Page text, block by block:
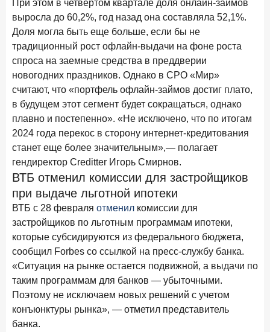
понимать контекст
28 мая 2026 года ИССЛЕДОВАНИЕ
Доверие становится главным фактором на рынке
Private banking
Ипотека в России: итоги апреля 2026 года в цифрах
13 мая 2026 года ИССЛЕДОВАНИЕ
«Ни один зарубежный private банк не может
сравниться с российским»
6 мая 2026 года ИССЛЕДОВАНИЕ
По итогам апреля 2026 года объем выдач кредитов
составил 968 млрд руб.
29 апреля 2026 года ИССЛЕДОВАНИЕ
Конкуренция на рынке инвестиционно-страховых
продуктов усиливается
Привязанность побеждает ставку? Как выбирают банк
для сбережений в 2026 году
27 апреля 2026 года
При этом в четвертом квартале доля онлайн-займов
выросла до 60,2%, год назад она составляла 52,1%.
Доля могла быть еще больше, если бы не
традиционный рост офлайн-выдачи на фоне роста
спроса на заемные средства в преддверии
новогодних праздников. Однако в СРО «Мир»
считают, что «портфель офлайн-займов достиг плато,
в будущем этот сегмент будет сокращаться, однако
плавно и постепенно». «Не исключено, что по итогам
2024 года перекос в сторону интернет-кредитования
станет еще более значительным»,— полагает
гендиректор Creditter Игорь Смирнов.
ВТБ отменил комиссии для застройщиков
при выдаче льготной ипотеки
ВТБ с 28 февраля отменил комиссии для
застройщиков по льготным программам ипотеки,
которые субсидируются из федерального бюджета,
сообщил Forbes со ссылкой на пресс-службу банка.
«Ситуация на рынке остается подвижной, а выдачи по
таким программам для банков — убыточными.
Поэтому не исключаем новых решений с учетом
конъюнктуры рынка», — отметил представитель
банка.